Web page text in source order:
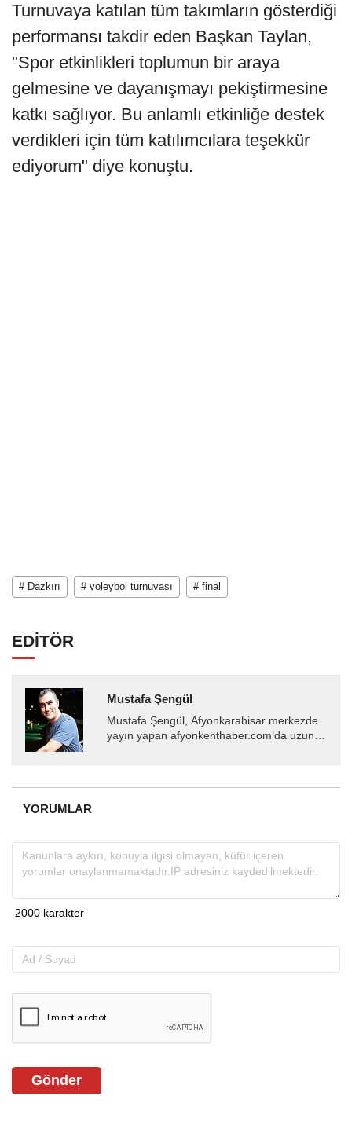
Turnuvaya katılan tüm takımların gösterdiği
performansı takdir eden Başkan Taylan,
"Spor etkinlikleri toplumun bir araya
gelmesine ve dayanışmayı pekiştirmesine
katkı sağlıyor. Bu anlamlı etkinliğe destek
verdikleri için tüm katılımcılara teşekkür
ediyorum" diye konuştu.
# Dazkırı # voleybol turnuvası # final
EDİTÖR
Mustafa Şengül
Mustafa Şengül, Afyonkarahisar merkezde
yayın yapan afyonkenthaber.com’da uzun
almakta, haber akışı...
YORUMLAR
Gönder